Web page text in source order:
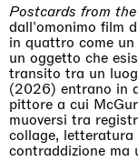
Postcards from
dall'omonimo film
in quattro come
un oggetto che
transito tra un
(2026) entrano in
pittore a cui
muoversi tra
collage,
contraddizione ma